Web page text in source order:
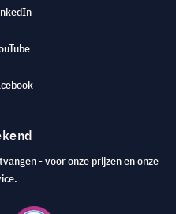
- voor onze prijzen en onze